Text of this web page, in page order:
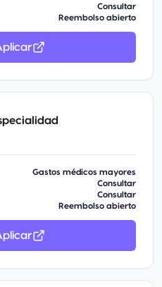
Consultar
Reembolso abierto
Gastos médicos mayores
Consultar
Consultar
Reembolso abierto